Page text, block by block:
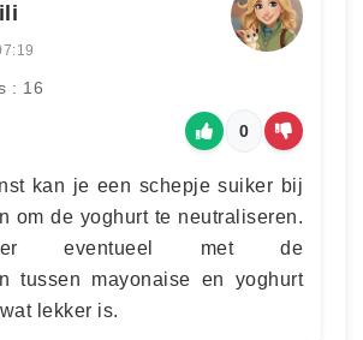
: 16
0
kan je een schepje suiker bij
om de yoghurt te neutraliseren.
eventueel met de
tussen mayonaise en yoghurt
lekker is.